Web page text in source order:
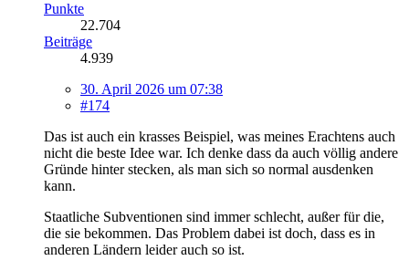
Punkte
22.704
Beiträge
4.939
30. April 2026 um 07:38
#174
Das ist auch ein krasses Beispiel, was meines Erachtens auch
nicht die beste Idee war. Ich denke dass da auch völlig andere
Gründe hinter stecken, als man sich so normal ausdenken
kann.
Staatliche Subventionen sind immer schlecht, außer für die,
die sie bekommen. Das Problem dabei ist doch, dass es in
anderen Ländern leider auch so ist.